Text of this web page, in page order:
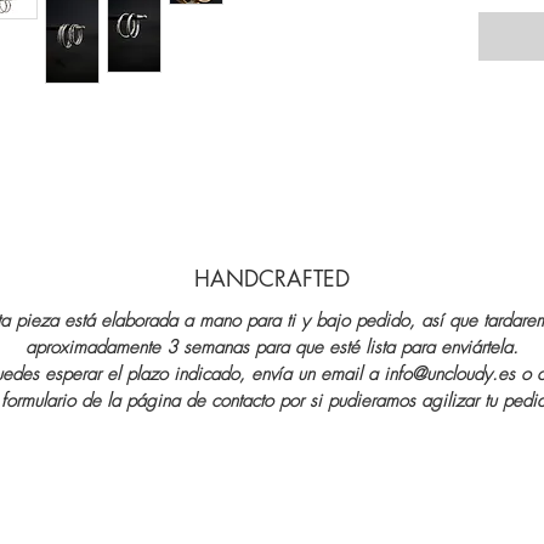
HANDCRAFTED
pieza está elaborada a mano para ti y bajo pedido, así que
aproximadamente 3 semanas para que esté lista para enviártela.
esperar el plazo indicado, envía un email a info@uncloudy.es o
de la página de contacto por si pudieramos agilizar tu